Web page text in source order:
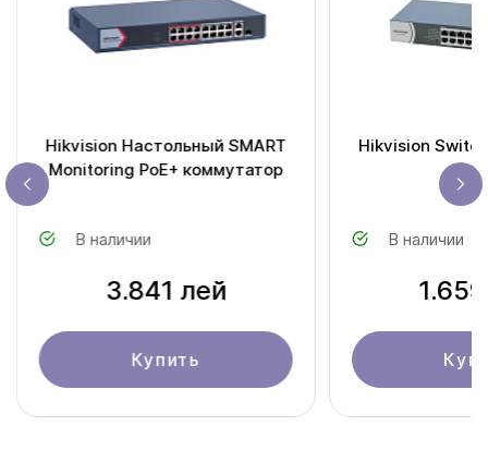
Hikvision Настольный SMART
Monitoring PoE+ коммутатор
В наличии
3.841 лей
Купить
Hikvision
O
В наличии